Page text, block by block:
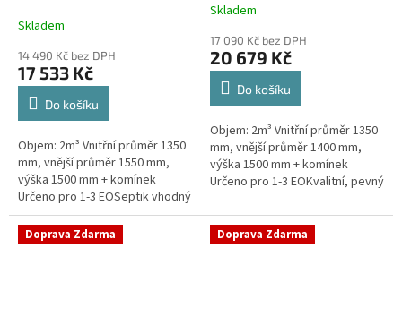
Skladem
14 490 Kč bez DPH
17 533 Kč
Do košíku
Objem: 2m³ Vnitřní průměr 1350
mm, vnější průměr 1550 mm,
výška 1500 mm + komínek
Určeno pro 1-3 EOSeptik vhodný
pod parkovací stání,
komunikace a do jílovité
zeminyPrůměr...
Průměrné
produktu
je
4,6
hvězdiček.
Skladem
17 090 Kč bez DPH
20 679 Kč
Do košíku
Objem: 2m³ Vnitřní průměr 1350
mm, vnější průměr 1400 mm,
výška 1500 mm + komínek
Určeno pro 1-3 EOKvalitní, pevný
obetonováníPrůměr a pozici
přítoku a odtoku...
Doprava Zdarma Doprava Zdarma